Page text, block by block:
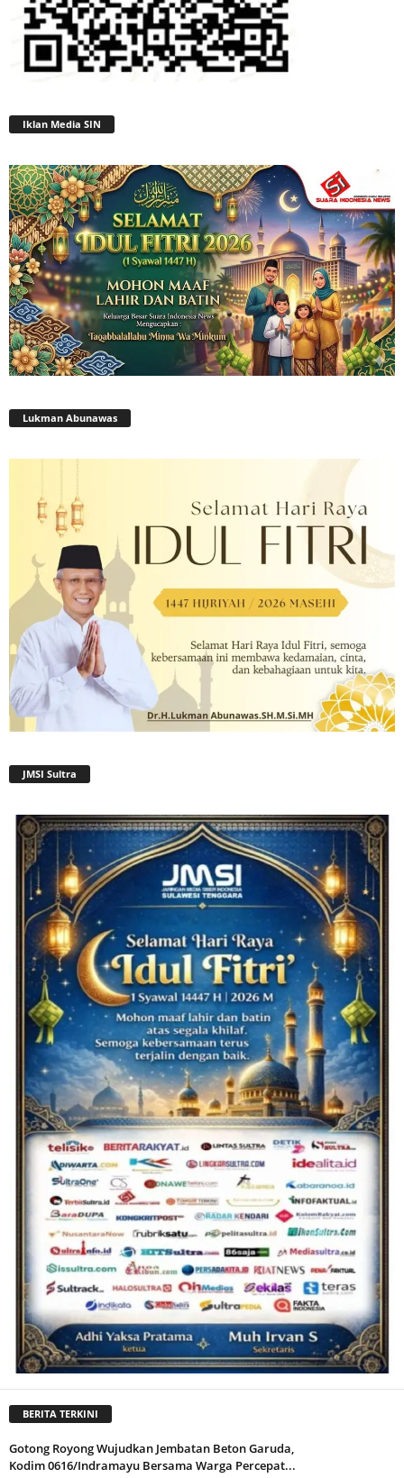
Iklan Media SIN
Lukman Abunawas
JMSI Sultra
BERITA TERKINI
Gotong Royong Wujudkan Jembatan Beton Garuda,
Kodim 0616/Indramayu Bersama Warga Percepat...